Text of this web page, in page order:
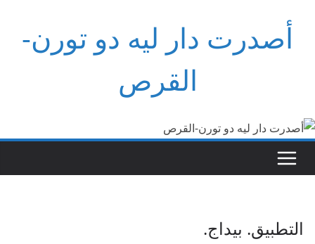
contentأصدرت دار ليه دو تورن-
القرص
التطبيق. بيداج.